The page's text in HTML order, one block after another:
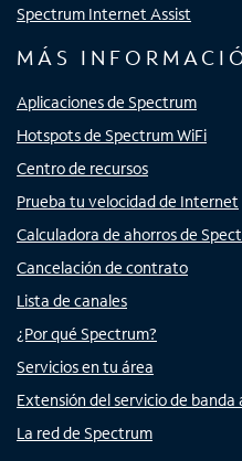
Spectrum Internet Assist
MÁS
Aplicaciones de Spectrum
Hotspots de Spectrum WiFi
Centro de recursos
Prueba tu velocidad de Internet
Calculadora de ahorros de
Cancelación de contrato
Lista de canales
¿Por qué Spectrum?
Servicios en tu área
Extensión del servicio de banda
La red de Spectrum